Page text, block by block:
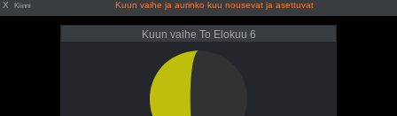
X Kiinni Kuun vaihe ja aurinko kuu nousevat ja asettuvat
Kuun vaihe To Elokuu 6